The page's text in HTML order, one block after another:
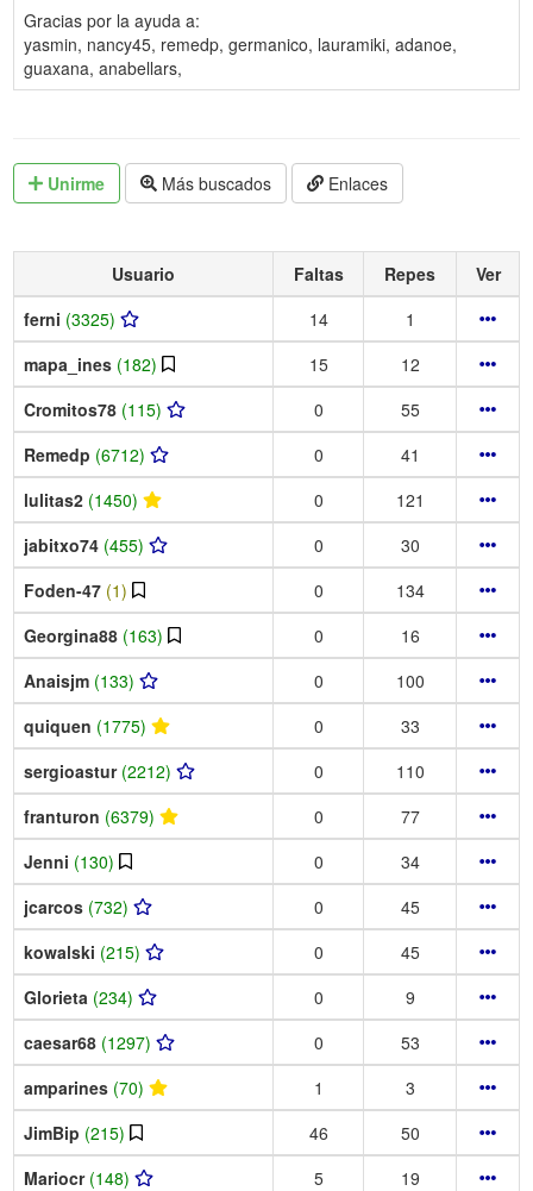
Gracias por la ayuda a:
yasmin, nancy45, remedp, germanico, lauramiki, adanoe,
guaxana, anabellars,
Unirme Más buscados Enlaces
Usuario Faltas Repes
Ver
ferni (3325) 14
1
mapa_ines (182) 15
12
Cromitos78 (115) 0
55
Remedp (6712) 0
41
lulitas2 (1450) 0
121
jabitxo74 (455) 0
30
Foden-47 (1) 0
134
Georgina88 (163) 0
16
Anaisjm (133) 0
100
quiquen (1775) 0
33
sergioastur (2212) 0
110
franturon (6379) 0
77
Jenni (130) 0
34
jcarcos (732) 0
45
kowalski (215) 0
45
Glorieta (234) 0
9
caesar68 (1297) 0
53
amparines (70) 1
3
JimBip (215) 46
50
Mariocr (148) 5
19